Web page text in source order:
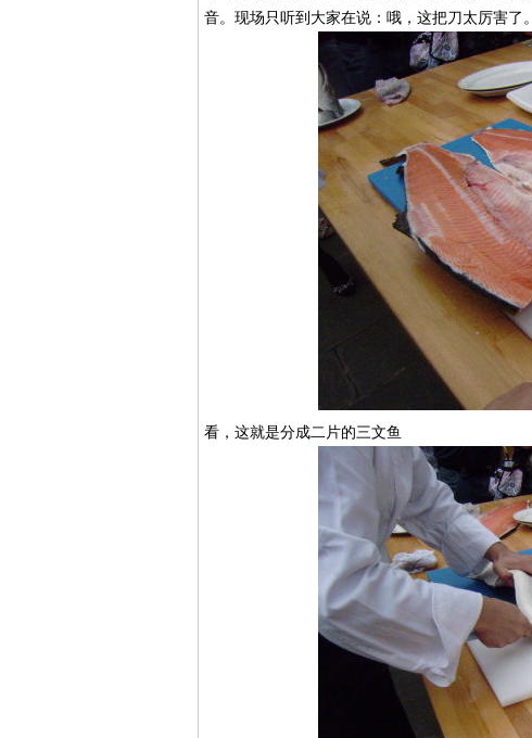
音。现场只听到大家在说：哦，这把刀太厉害了。
看，这就是分成二片的三文鱼